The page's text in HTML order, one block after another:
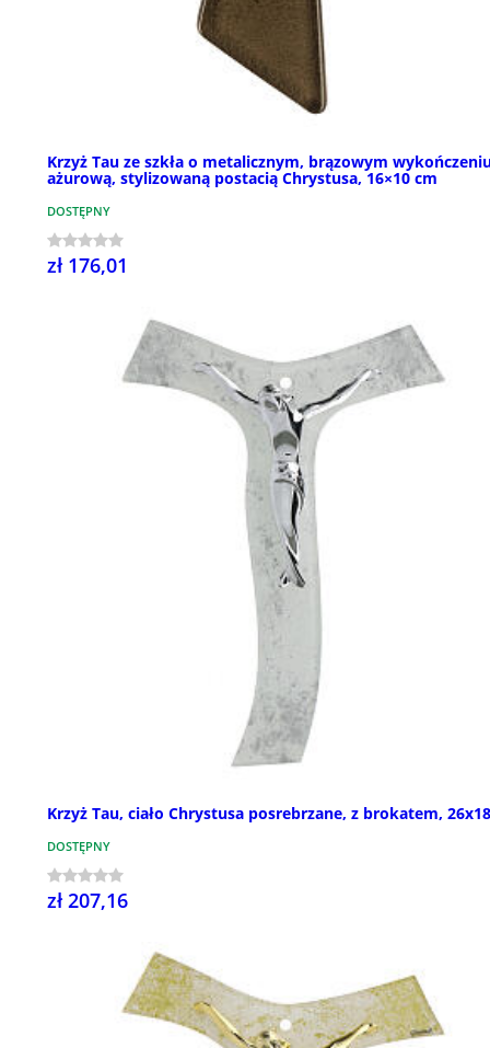
Krzyż Tau ze szkła o metalicznym, brązowym
ażurową, stylizowaną postacią Chrystusa, 16×10 cm
DOSTĘPNY
zł 176,01
Krzyż Tau, ciało Chrystusa posrebrzane, z brokatem,
DOSTĘPNY
zł 207,16